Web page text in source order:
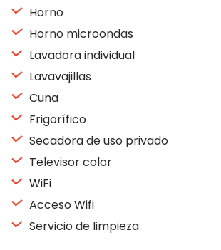
Horno
Horno microondas
Lavadora individual
Lavavajillas
Cuna
Frigorífico
Secadora de uso privado
Televisor color
WiFi
Acceso Wifi
Servicio de limpieza